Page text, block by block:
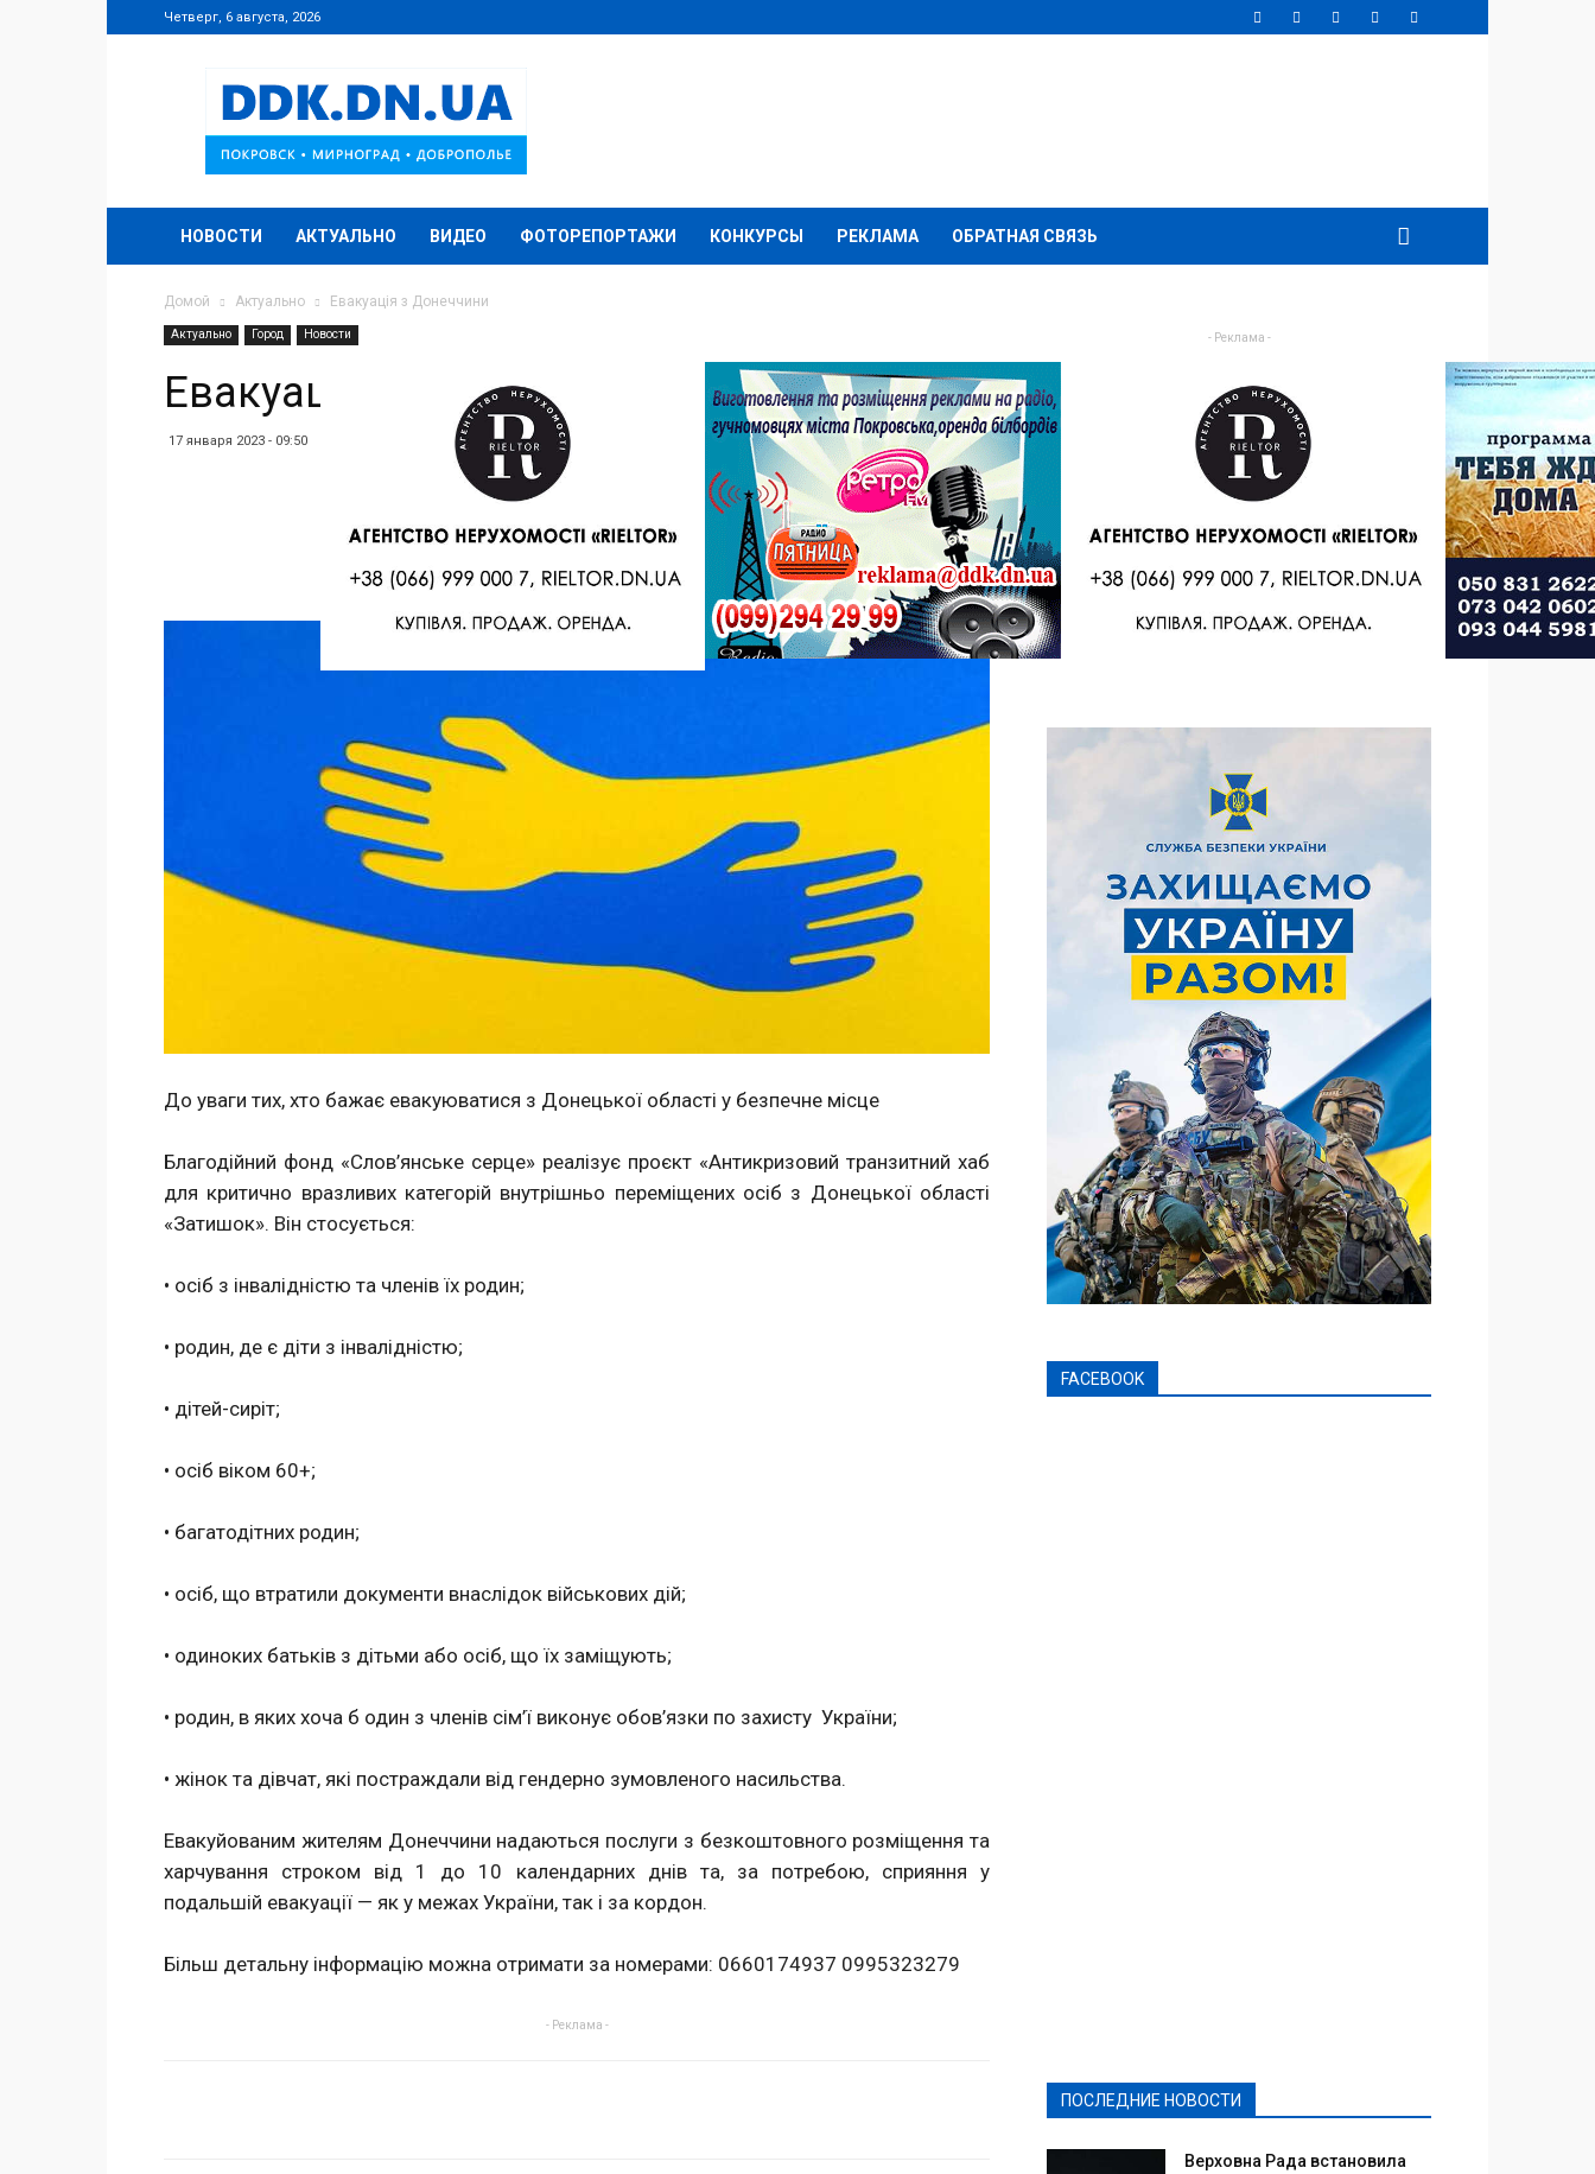
Четверг, 6 августа, 2026
DDK.DN.UA
НОВОСТИ АКТУАЛЬНО ВИДЕО ФОТОРЕПОРТАЖИ КОНКУРСЫ РЕКЛАМА ОБРАТНАЯ СВЯЗЬ
Домой Актуально Евакуація з Донеччини
Актуально Город Новости
Евакуація з Донеччини
17 января 2023 - 09:50
Facebook Twitter Telegram
До уваги тих, хто бажає евакуюватися з Донецької області у безпечне місце
Благодійний фонд «Слов’янське серце» реалізує проєкт «Антикризовий транзитний хаб
для критично вразливих категорій внутрішньо переміщених осіб з Донецької області
«Затишок». Він стосується:
• осіб з інвалідністю та членів їх родин;
• родин, де є діти з інвалідністю;
• дітей-сиріт;
• осіб віком 60+;
• багатодітних родин;
• осіб, що втратили документи внаслідок військових дій;
• одиноких батьків з дітьми або осіб, що їх заміщують;
• родин, в яких хоча б один з членів сім’ї виконує обов’язки по захисту України;
• жінок та дівчат, які постраждали від гендерно зумовленого насильства.
Евакуйованим жителям Донеччини надаються послуги з безкоштовного розміщення та
харчування строком від 1 до 10 календарних днів та, за потребою, сприяння у
подальшій евакуації — як у межах України, так і за кордон.
Більш детальну інформацію можна отримати за номерами: 0660174937 0995323279
- Реклама -
- Реклама -
FACEBOOK
ПОСЛЕДНИЕ НОВОСТИ
Верховна Рада встановила